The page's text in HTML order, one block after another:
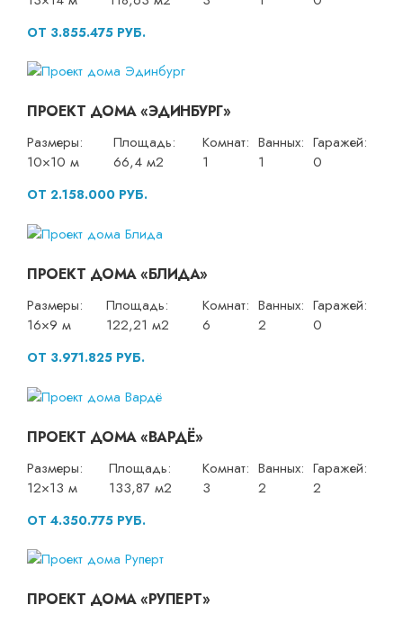
ОТ 3.855.475 РУБ.
ПРОЕКТ ДОМА «ЭДИНБУРГ»
Размеры:
10×10 м
Площадь:
66,4 м2
Комнат:
1
Ванных:
1
Гаражей:
0
ОТ 2.158.000 РУБ.
ПРОЕКТ ДОМА «БЛИДА»
Размеры:
16×9 м
Площадь:
122,21 м2
Комнат:
6
Ванных:
2
Гаражей:
0
ОТ 3.971.825 РУБ.
ПРОЕКТ ДОМА «ВАРДЁ»
Размеры:
12×13 м
Площадь:
133,87 м2
Комнат:
3
Ванных:
2
Гаражей:
2
ОТ 4.350.775 РУБ.
ПРОЕКТ ДОМА «РУПЕРТ»